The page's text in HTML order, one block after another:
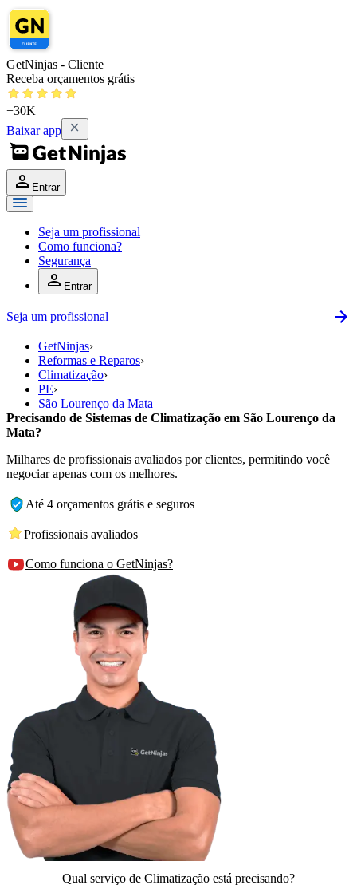
GetNinjas - Cliente
Receba orçamentos grátis
+30K
Baixar app
Entrar
Seja um profissional
Como funciona?
Segurança
Entrar
Seja um profissional
GetNinjas›
Reformas e Reparos›
Climatização›
PE›
São Lourenço da Mata
Precisando de Sistemas de Climatização em São Lourenço da
Mata?
Milhares de profissionais avaliados por clientes, permitindo você
negociar apenas com os melhores.
Até 4 orçamentos grátis e seguros
Profissionais avaliados
Como funciona o GetNinjas?
Qual serviço de Climatização está precisando?